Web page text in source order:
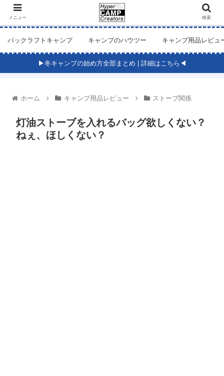
パックラフトキャンプ キャンプのハウツー キャンプ用品レビュ
▶冬キャンプの始め方全部まとめ | 詳細はこちら◀
ホーム キャンプ用品レビュー ストーブ関係
灯油ストーブを入れるバッグ欲しくない？
ねぇ、ほしくない？
メニュー 検索